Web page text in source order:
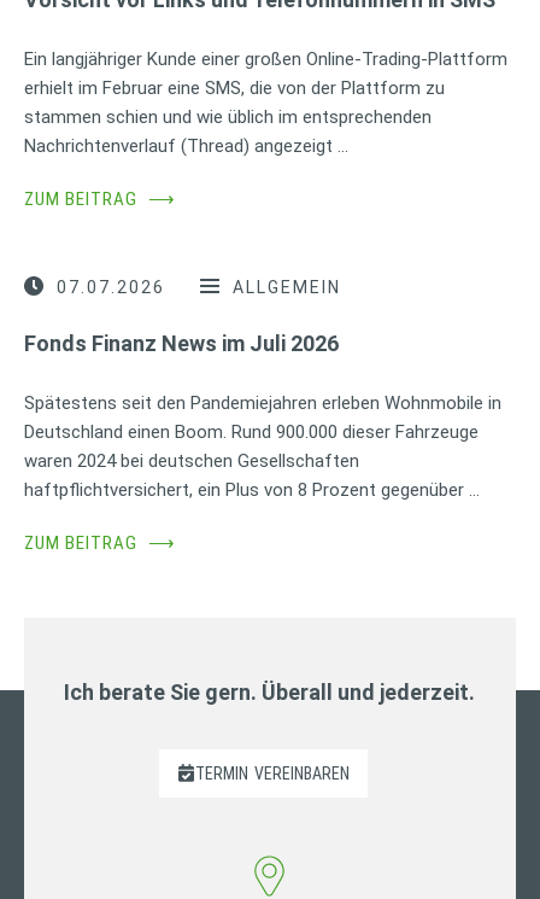
Ein langjähriger Kunde einer großen Online-Trading-Plattform
erhielt im Februar eine SMS, die von der Plattform zu
stammen schien und wie üblich im entsprechenden
Nachrichtenverlauf (Thread) angezeigt …
ZUM BEITRAG ⟶
07.07.2026 ALLGEMEIN
Fonds Finanz News im Juli 2026
Spätestens seit den Pandemiejahren erleben Wohnmobile in
Deutschland einen Boom. Rund 900.000 dieser Fahrzeuge
waren 2024 bei deutschen Gesellschaften
haftpflichtversichert, ein Plus von 8 Prozent gegenüber …
ZUM BEITRAG ⟶
Ich berate Sie gern. Überall und jederzeit.
TERMIN VEREINBAREN